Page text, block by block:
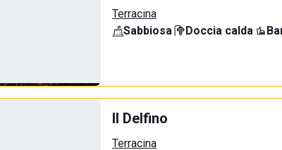
Terracina
Sabbiosa· Doccia calda·
Il Delfino
Terracina